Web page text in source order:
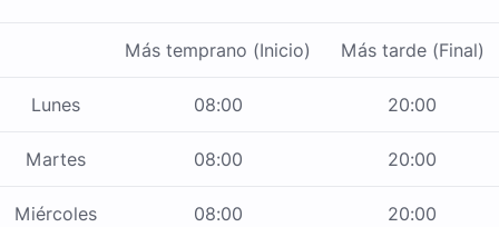
Más temprano (Inicio) Más tarde (Final)
Lunes 08:00 20:00
Martes 08:00 20:00
Miércoles 08:00 20:00